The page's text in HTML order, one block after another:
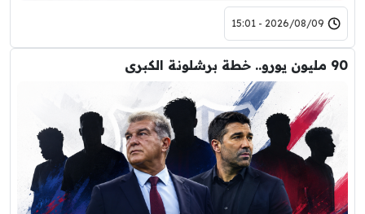
2026/08/09 - 15:01
90 مليون يورو.. خطة برشلونة الكبرى